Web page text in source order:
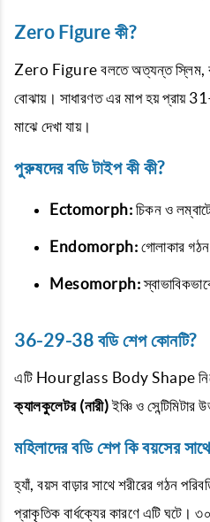
Zero Figure কী?
Zero Figure বলতে অত্যন্ত স্লিম,
বোঝায়। সাধারণত এর মাপ হয় প্রায়
মাঝে দেখা যায়।
পুরুষদের বডি টাইপ কী কী?
Ectomorph: চিকন ও
Endomorph: গোলাকার
Mesomorph:
36-29-38 বডি শেপ কোনটি?
এটি Hourglass Body Shape
ক্যালকুলেটর (নারী)ইঞ্চি ও
মহিলাদের বডি শেপ কি বয়সের
হ্যাঁ, বয়স বাড়ার সাথে শরীরের গঠন
প্রাকৃতিক বার্ধক্যের কারণে এটি ঘটে।